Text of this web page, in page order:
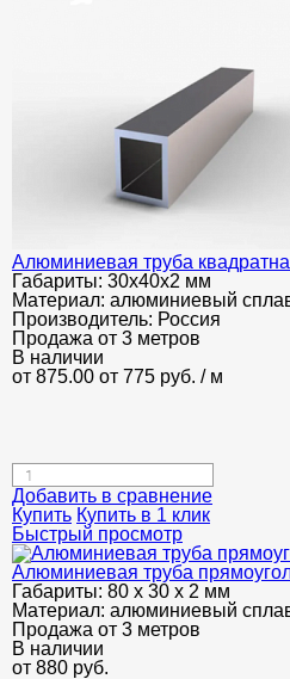
Алюминиевая труба
Габариты: 30х40х2 мм
Материал: алюминиевый
Производитель: Россия
Продажа от 3 метров
В наличии
от 875.00 от 775 руб. / м
Добавить в сравнение
Купить Купить в 1 клик
Быстрый просмотр
Алюминиевая труба
Габариты: 80 х 30 х 2 мм
Материал: алюминиевый
Продажа от 3 метров
В наличии
от 880 руб.